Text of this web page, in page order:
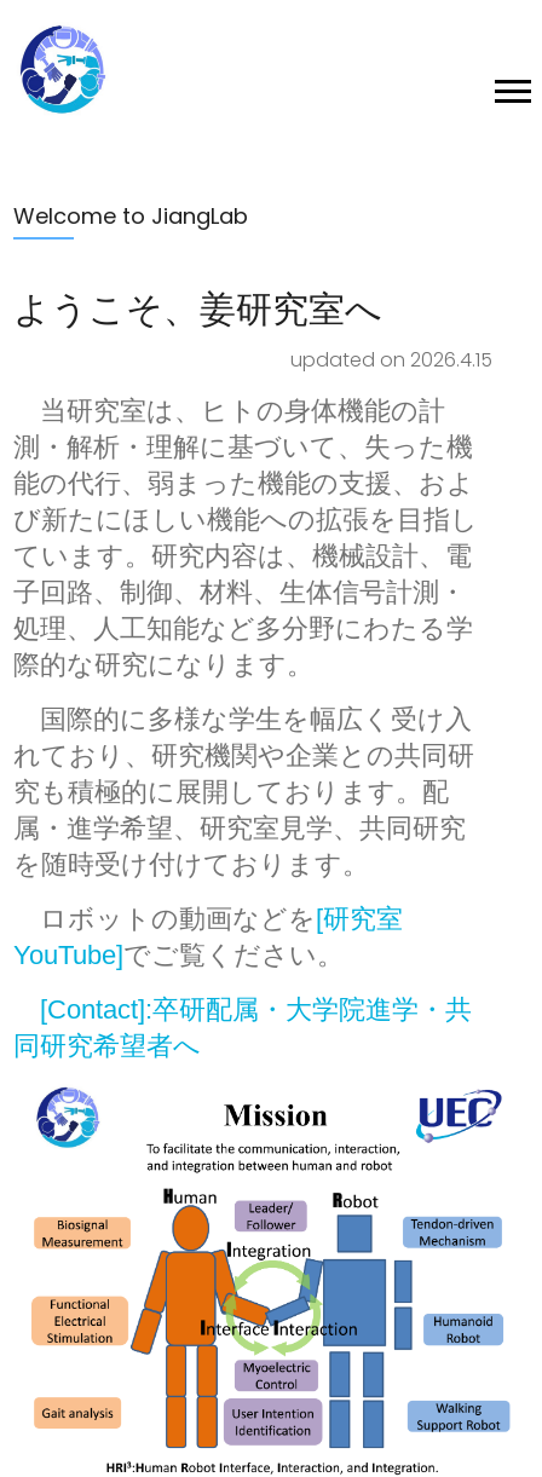
Welcome to JiangLab
ようこそ、姜研究室へ
updated on 2026.4.15
当研究室は、ヒトの身体機能の計
測・解析・理解に基づいて、失った機
能の代行、弱まった機能の支援、およ
び新たにほしい機能への拡張を目指し
ています。研究内容は、機械設計、電
子回路、制御、材料、生体信号計測・
処理、人工知能など多分野にわたる学
際的な研究になります。
国際的に多様な学生を幅広く受け入
れており、研究機関や企業との共同研
究も積極的に展開しております。配
属・進学希望、研究室見学、共同研究
を随時受け付けております。
ロボットの動画などを[研究室
YouTube]でご覧ください。
[Contact]:卒研配属・大学院進学・共
同研究希望者へ